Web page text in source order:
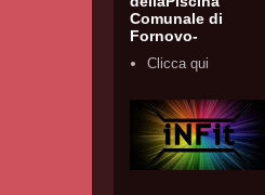
Comunale di
Fornovo-
Clicca qui